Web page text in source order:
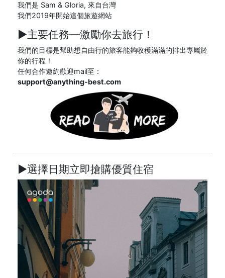
我們是 Sam & Gloria, 來自台灣
我們2019年開始這個旅遊網站
►主要任務─激勵你去旅行！
我們的目標是幫助想自由行的旅客能夠收穫滿滿的排出專屬於
你的行程！
任何合作邀約歡迎mail至：
support@anything-best.com
►選擇日期立即搶購優質住宿